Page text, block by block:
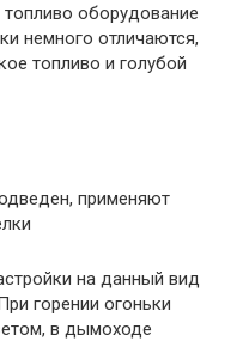
оборудование
немного отличаются,
топливо и голубой
применяют
на данный вид
горении огоньки
в дымоходе